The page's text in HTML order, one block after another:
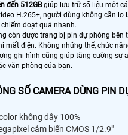
đến 512GBgiúp lưu trữ số liệu một
H.265+, người dùng không cần lo
đoạt quá nhanh.
còn được trang bị pin dự phòng bên
mất điện. Không những thế, chức
ghi hình cũng giúp tăng cường sự
văn phòng của bạn.
SỐ CAMERA DÙNG PIN
không dây 100%
cảm biến CMOS 1/2.9"